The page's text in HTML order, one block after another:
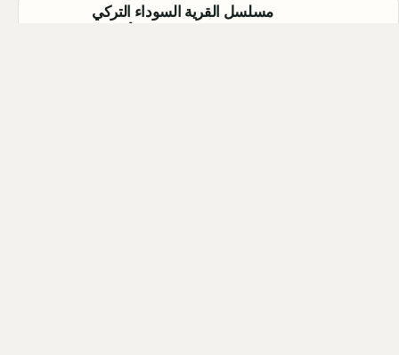
مسلسل القرية السوداء التركي